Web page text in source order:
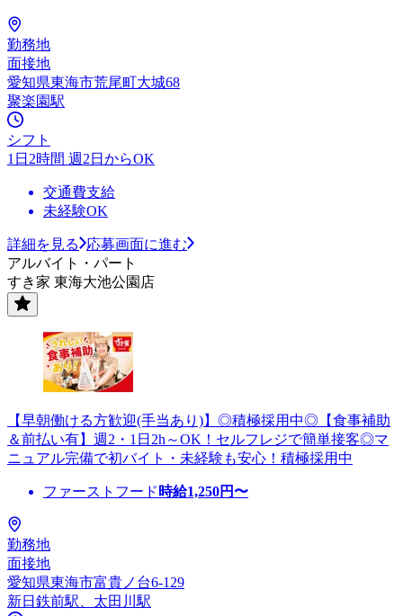
勤務地
面接地
愛知県東海市荒尾町大城68
聚楽園駅
シフト
1日2時間 週2日からOK
交通費支給
未経験OK
詳細を見る
応募画面に進む
アルバイト・パート
すき家 東海大池公園店
【早朝働ける方歓迎(手当あり)】◎積極採用中◎【食事補助
＆前払い有】週2・1日2h～OK！セルフレジで簡単接客◎マ
ニュアル完備で初バイト・未経験も安心！積極採用中
ファーストフード 時給1,250円〜
勤務地
面接地
愛知県東海市富貴ノ台6-129
新日鉄前駅、太田川駅